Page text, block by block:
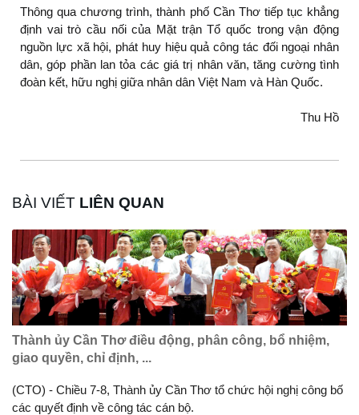
Thông qua chương trình, thành phố Cần Thơ tiếp tục khẳng
định vai trò cầu nối của Mặt trận Tổ quốc trong vận động
nguồn lực xã hội, phát huy hiệu quả công tác đối ngoại nhân
dân, góp phần lan tỏa các giá trị nhân văn, tăng cường tình
đoàn kết, hữu nghị giữa nhân dân Việt Nam và Hàn Quốc.
Thu Hồ
BÀI VIẾT LIÊN QUAN
Thành ủy Cần Thơ điều động, phân công, bổ nhiệm,
giao quyền, chỉ định, ...
(CTO) - Chiều 7-8, Thành ủy Cần Thơ tổ chức hội nghị công bố
các quyết định về công tác cán bộ.